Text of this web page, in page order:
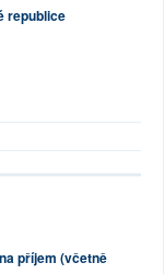
republice
příjem (včetně